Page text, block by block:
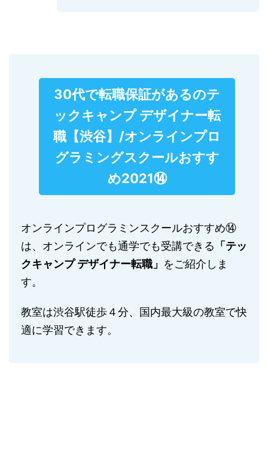
30代で転職保証があるのテ
ックキャンプ デザイナー転
職【渋谷】/オンラインプロ
グラミングスクールおすす
め2021⑭
オンラインプログラミンスクールおすすめ⑭
は、オンラインでも通学でも受講できる 「テッ
クキャンプ デザイナー転職」 をご紹介しま
す。
教室は渋谷駅徒歩４分、国内最大級の教室で快
適に学習できます。